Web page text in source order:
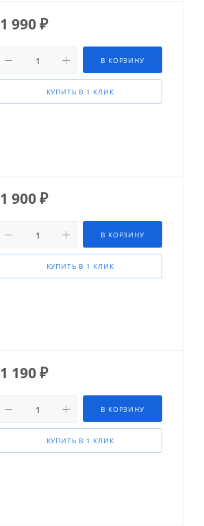
1 990₽
В КОРЗИНУ
КУПИТЬ В 1 КЛИК
1 900₽
В КОРЗИНУ
КУПИТЬ В 1 КЛИК
1 190₽
В КОРЗИНУ
КУПИТЬ В 1 КЛИК